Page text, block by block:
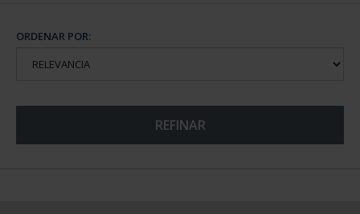
ORDENAR POR:
REFINAR